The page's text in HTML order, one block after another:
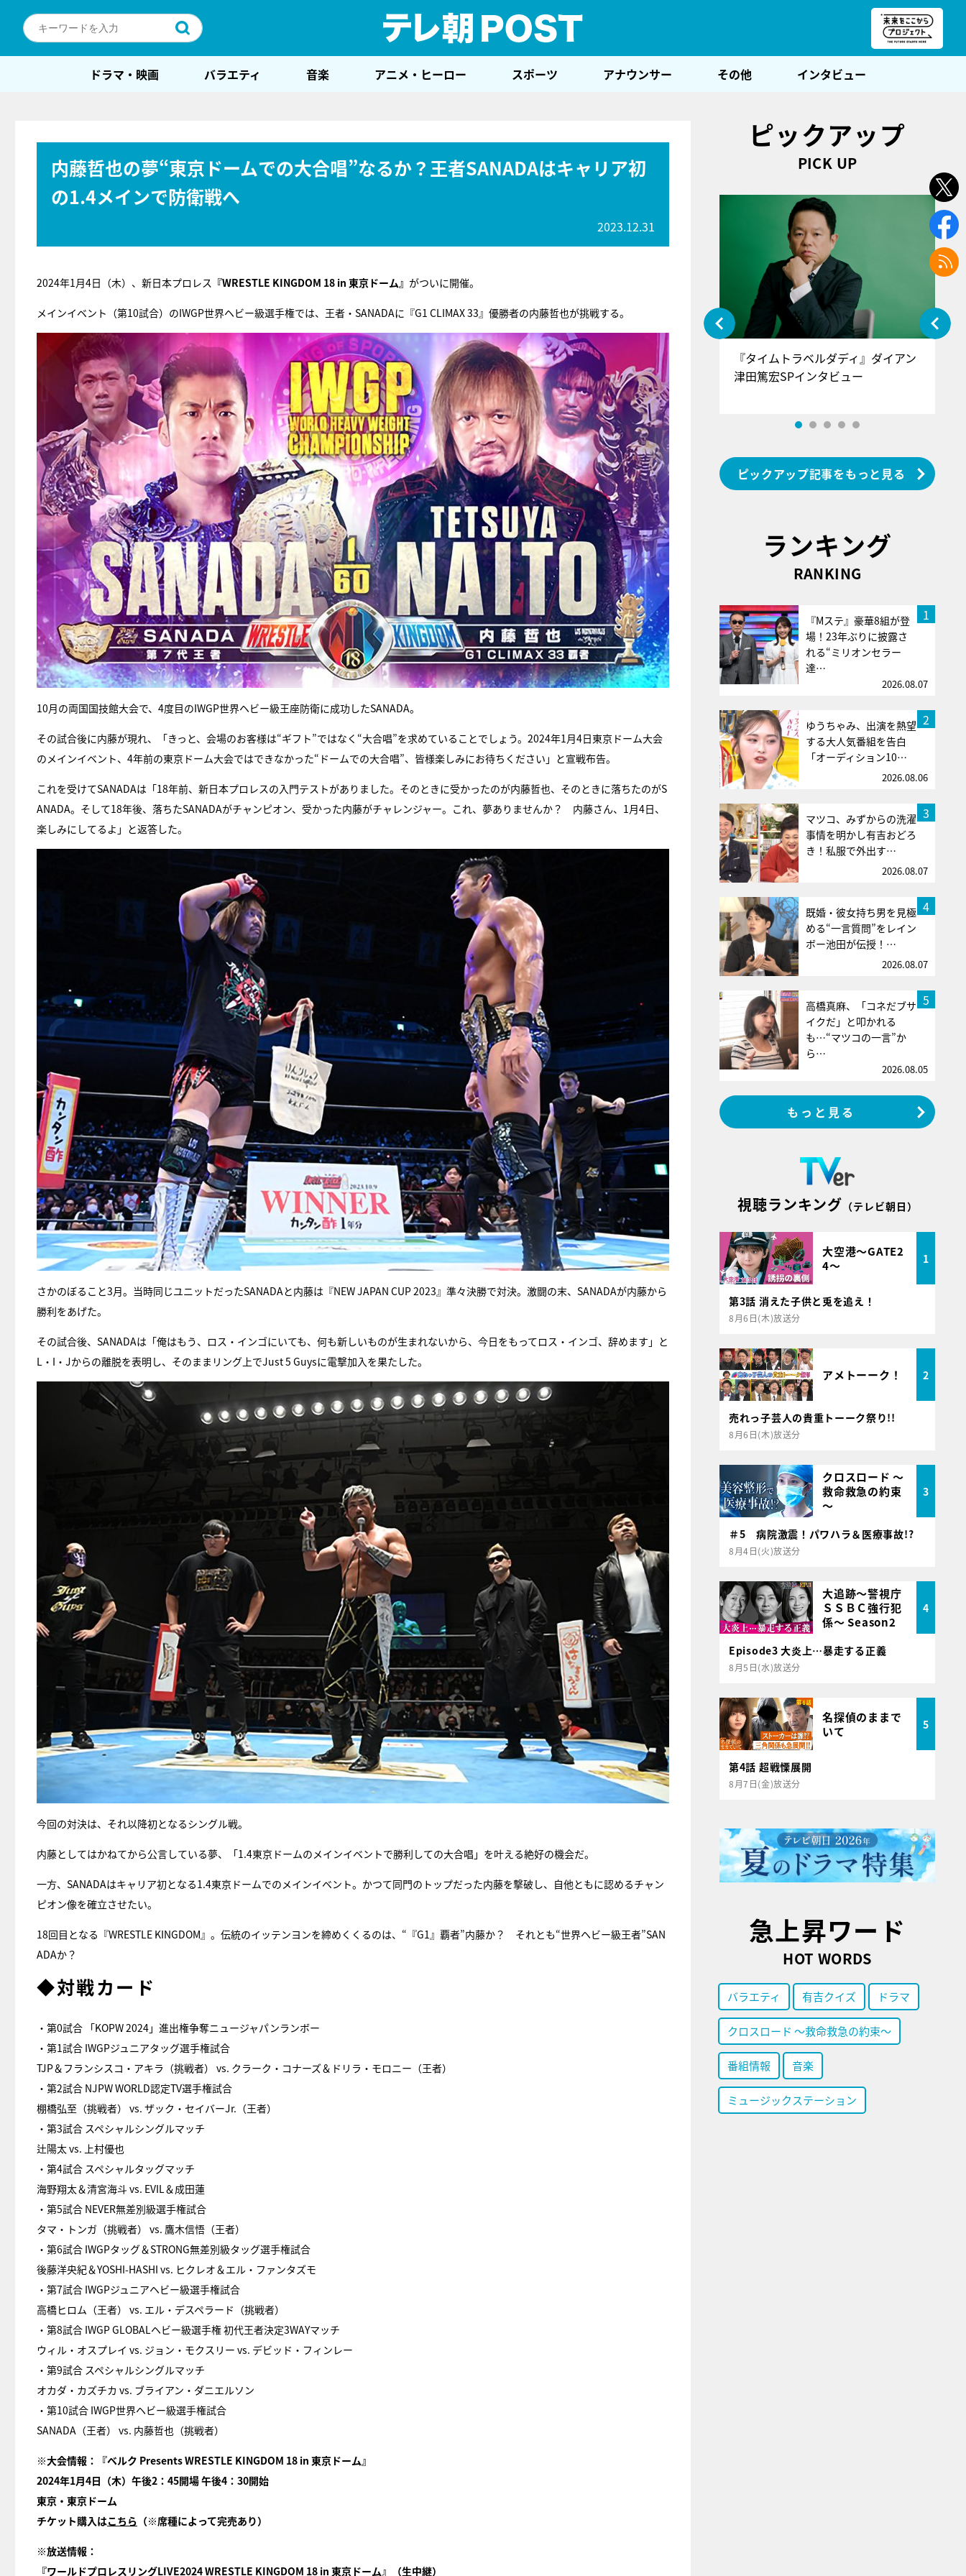
ドラマ・映画 バラエティ 音楽 アニメ・ヒーロー スポーツ アナウンサー その他 インタビュー
内藤哲也の夢“東京ドームでの大合唱”なるか？王者SANADAはキャリア初
の1.4メインで防衛戦へ
2023.12.31
2024年1月4日（木）、新日本プロレス 『WRESTLE KINGDOM 18 in 東京ドーム』 がついに開催。
メインイベント（第10試合）のIWGP世界ヘビー級選手権では、王者・SANADAに『G1 CLIMAX 33』優勝者の内藤哲也が挑戦する。
10月の両国国技館大会で、4度目のIWGP世界ヘビー級王座防衛に成功したSANADA。
その試合後に内藤が現れ、「きっと、会場のお客様は“ギフト”ではなく“大合唱”を求めていることでしょう。2024年1月4日東京ドーム大会
のメインイベント、4年前の東京ドーム大会ではできなかった“ドームでの大合唱”、皆様楽しみにお待ちください」と宣戦布告。
これを受けてSANADAは「18年前、新日本プロレスの入門テストがありました。そのときに受かったのが内藤哲也、そのときに落ちたのがS
ANADA。そして18年後、落ちたSANADAがチャンピオン、受かった内藤がチャレンジャー。これ、夢ありませんか？ 内藤さん、1月4日、
楽しみにしてるよ」と返答した。
さかのぼること3月。当時同じユニットだったSANADAと内藤は『NEW JAPAN CUP 2023』準々決勝で対決。激闘の末、SANADAが内藤から
勝利をあげた。
その試合後、SANADAは「俺はもう、ロス・インゴにいても、何も新しいものが生まれないから、今日をもってロス・インゴ、辞めます」と
L・I・Jからの離脱を表明し、そのままリング上でJust 5 Guysに電撃加入を果たした。
今回の対決は、それ以降初となるシングル戦。
内藤としてはかねてから公言している夢、「1.4東京ドームのメインイベントで勝利しての大合唱」を叶える絶好の機会だ。
一方、SANADAはキャリア初となる1.4東京ドームでのメインイベント。かつて同門のトップだった内藤を撃破し、自他ともに認めるチャン
ピオン像を確立させたい。
18回目となる『WRESTLE KINGDOM』。伝統のイッテンヨンを締めくくるのは、“『G1』覇者”内藤か？ それとも“世界ヘビー級王者”SAN
ADAか？
◆対戦カード
・第0試合 「KOPW 2024」進出権争奪ニュージャパンランボー
・第1試合 IWGPジュニアタッグ選手権試合
TJP＆フランシスコ・アキラ（挑戦者） vs. クラーク・コナーズ＆ドリラ・モロニー（王者）
・第2試合 NJPW WORLD認定TV選手権試合
棚橋弘至（挑戦者） vs. ザック・セイバーJr.（王者）
・第3試合 スペシャルシングルマッチ
辻陽太 vs. 上村優也
・第4試合 スペシャルタッグマッチ
海野翔太＆清宮海斗 vs. EVIL＆成田蓮
・第5試合 NEVER無差別級選手権試合
タマ・トンガ（挑戦者） vs. 鷹木信悟（王者）
・第6試合 IWGPタッグ＆STRONG無差別級タッグ選手権試合
後藤洋央紀＆YOSHI-HASHI vs. ヒクレオ＆エル・ファンタズモ
・第7試合 IWGPジュニアヘビー級選手権試合
高橋ヒロム（王者） vs. エル・デスペラード（挑戦者）
・第8試合 IWGP GLOBALヘビー級選手権 初代王者決定3WAYマッチ
ウィル・オスプレイ vs. ジョン・モクスリー vs. デビッド・フィンレー
・第9試合 スペシャルシングルマッチ
オカダ・カズチカ vs. ブライアン・ダニエルソン
・第10試合 IWGP世界ヘビー級選手権試合
SANADA（王者） vs. 内藤哲也（挑戦者）
※大会情報：『ベルク Presents WRESTLE KINGDOM 18 in 東京ドーム』
2024年1月4日（木）午後2：45開場 午後4：30開始
東京・東京ドーム
チケット購入はこちら （※席種によって完売あり）
※放送情報：
『ワールドプロレスリングLIVE2024 WRESTLE KINGDOM 18 in 東京ドーム』（生中継）
ピックアップ
PICK UP
『アイ＝ラブ！げーみんぐ』＝LOV
E齋藤樹愛羅＆佐々木舞香SPインタ
ビュー
『タイムトラベルダディ』ダイアン
津田篤宏SPインタビュー
ピックアップ記事をもっと見る
ランキング
RANKING
1
『Mステ』豪華8組が登
場！23年ぶりに披露さ
れる“ミリオンセラー
達…
2026.08.07
2
ゆうちゃみ、出演を熱望
する大人気番組を告白
「オーディション10…
2026.08.06
3
マツコ、みずからの洗濯
事情を明かし有吉おどろ
き！私服で外出す…
2026.08.07
4
既婚・彼女持ち男を見極
める“一言質問”をレイン
ボー池田が伝授！…
2026.08.07
5
高橋真麻、「コネだブサ
イクだ」と叩かれる
も…“マツコの一言”か
ら…
2026.08.05
もっと見る
視聴ランキング （テレビ朝日）
大空港～GATE2
4～
1
第3話 消えた子供と兎を追え！
8月6日(木)放送分
アメトーーク！ 2
売れっ子芸人の貴重トーーク祭り!!
8月6日(木)放送分
クロスロード ～
救命救急の約束
～
3
＃5 病院激震！パワハラ＆医療事故!?
8月4日(火)放送分
大追跡～警視庁
ＳＳＢＣ強行犯
係～ Season2
4
Episode3 大炎上…暴走する正義
8月5日(水)放送分
名探偵のままで
いて
5
第4話 超戦慄展開
8月7日(金)放送分
急上昇ワード
HOT WORDS
バラエティ 有吉クイズ ドラマ
クロスロード ～救命救急の約束～
番組情報 音楽
ミュージックステーション